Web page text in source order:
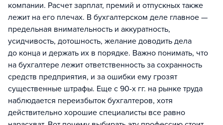
компании. Расчет зарплат, премий и отпускных также
лежит на его плечах. В бухгалтерском деле главное —
предельная внимательность и аккуратность,
усидчивость, дотошность, желание доводить дела
до конца и держать их в порядке. Важно понимать, что
на бухгалтере лежит ответственность за сохранность
средств предприятия, и за ошибки ему грозят
существенные штрафы. Еще с 90-х гг. на рынке труда
наблюдается переизбыток бухгалтеров, хотя
действительно хорошие специалисты все равно